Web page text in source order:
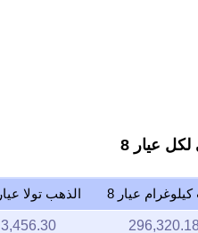
عيار 8
296,320.18
3,456.30
294,714.30
3,437.57